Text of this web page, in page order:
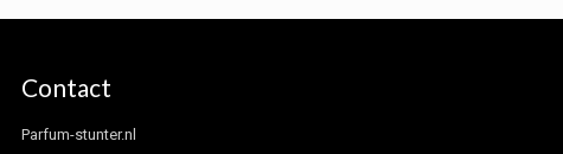
Contact
Parfum-stunter.nl